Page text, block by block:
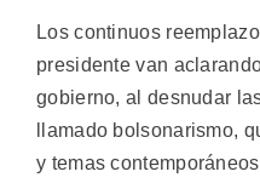
Los continuos
presidente van
gobierno, al desnudar
llamado bolsonarismo,
y temas